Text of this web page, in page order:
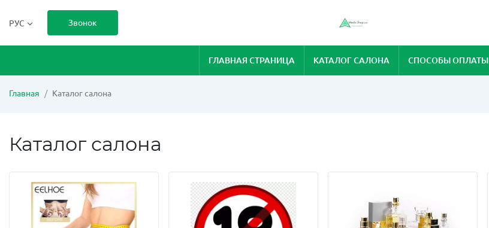
РУС Звонок
ГЛАВНАЯ СТРАНИЦА КАТАЛОГ САЛОНА СПОСОБЫ ОПЛАТЫ
Главная Каталог салона
Каталог салона